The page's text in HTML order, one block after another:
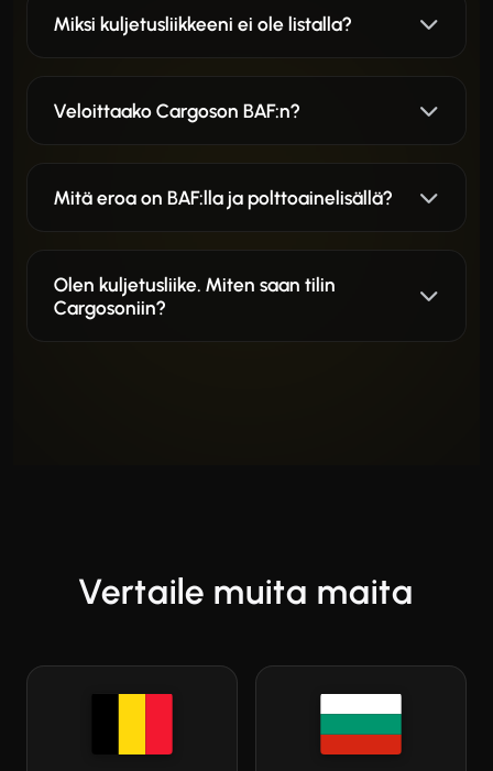
Miksi kuljetusliikkeeni ei ole listalla?
Veloittaako Cargoson BAF:n?
Mitä eroa on BAF:lla ja polttoainelisällä?
Olen kuljetusliike. Miten saan tilin
Cargosoniin?
Vertaile muita maita